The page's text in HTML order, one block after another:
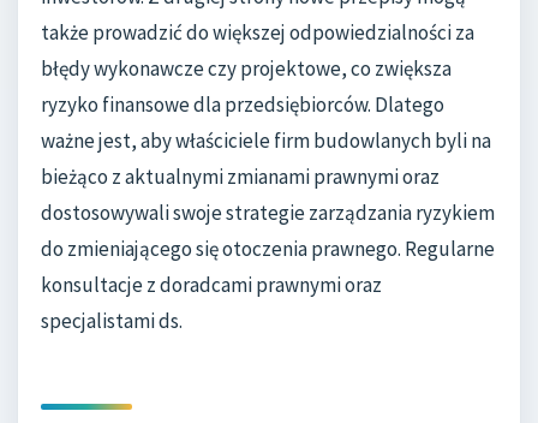
także prowadzić do większej odpowiedzialności za
błędy wykonawcze czy projektowe, co zwiększa
ryzyko finansowe dla przedsiębiorców. Dlatego
ważne jest, aby właściciele firm budowlanych byli na
bieżąco z aktualnymi zmianami prawnymi oraz
dostosowywali swoje strategie zarządzania ryzykiem
do zmieniającego się otoczenia prawnego. Regularne
konsultacje z doradcami prawnymi oraz
specjalistami ds.